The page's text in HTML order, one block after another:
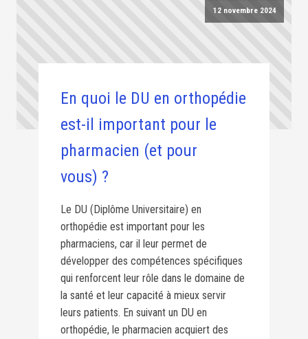
12 novembre 2024
En quoi le DU en orthopédie
est-il important pour le
pharmacien (et pour
vous) ?
Le DU (Diplôme Universitaire) en
orthopédie est important pour les
pharmaciens, car il leur permet de
développer des compétences spécifiques
qui renforcent leur rôle dans le domaine de
la santé et leur capacité à mieux servir
leurs patients. En suivant un DU en
orthopédie, le pharmacien acquiert des